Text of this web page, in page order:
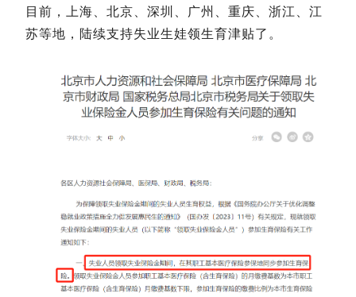
目前，上海、北京、深圳、广州、重庆、浙江、江
苏等地，陆续支持失业生娃领生育津贴了。